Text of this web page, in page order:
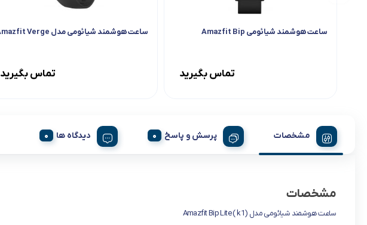
ساعت هوشمند شیائومی Amazfit Bip
تماس بگیرید
ساعت هوشمند شیائومی مدل Amazfit Verge
تماس بگیرید
مشخصات پرسش و پاسخ دیدگاه ها
مشخصات
ساعت هوشمند شیائومی مدل (k1 ) Amazfit Bip Lite